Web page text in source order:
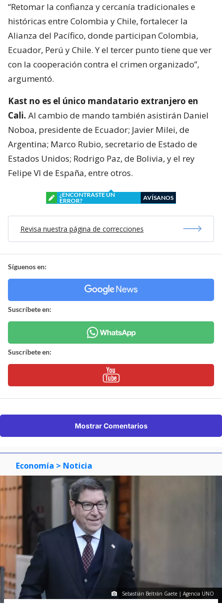
“Retomar la confianza y cercanía tradicionales e
históricas entre Colombia y Chile, fortalecer la
Alianza del Pacífico, donde participan Colombia,
Ecuador, Perú y Chile. Y el tercer punto tiene que ver
con la cooperación contra el crimen organizado”,
argumentó.
Kast no es el único mandatario extranjero en
Cali. Al cambio de mando también asistirán Daniel
Noboa, presidente de Ecuador; Javier Milei, de
Argentina; Marco Rubio, secretario de Estado de
Estados Unidos; Rodrigo Paz, de Bolivia, y el rey
Felipe VI de España, entre otros.
¿ENCONTRASTE UN
ERROR?
AVÍSANOS
Revisa nuestra página de correcciones
Síguenos en:
Suscríbete en:
Suscríbete en:
Mostrar Comentarios
Economía > Noticia
Sebastián Beltrán Gaete | Agencia UNO